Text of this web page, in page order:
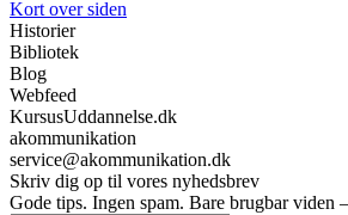
Kort over siden
Historier
Bibliotek
Blog
Webfeed
KursusUddannelse.dk
akommunikation
service@akommunikation.dk
Skriv dig op til vores nyhedsbrev
Gode tips. Ingen spam. Bare brugbar viden